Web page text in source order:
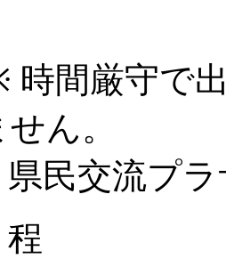
守で出発
ん。
民交流プ
程